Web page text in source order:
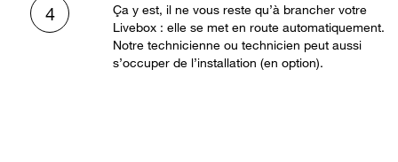
4
Ça y est, il ne vous reste qu’à brancher votre
Livebox : elle se met en route automatiquement.
Notre technicienne ou technicien peut aussi
s’occuper de l’installation (en option).